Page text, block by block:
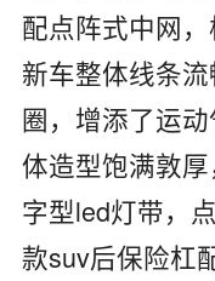
配点阵式中网，
新车整体线条
圈，增添了运
体造型饱满敦厚
字型led灯带，
款suv后保险杠